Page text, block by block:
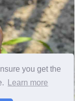
you get the
Learn more